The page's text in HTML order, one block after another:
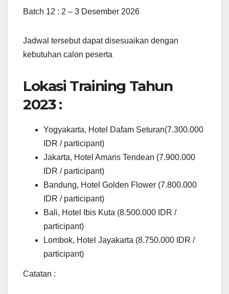
Batch 12 : 2 – 3 Desember 2026
Jadwal tersebut dapat disesuaikan dengan
kebutuhan calon peserta
Lokasi Training Tahun
2023 :
Yogyakarta, Hotel Dafam Seturan(7.300.000
IDR / participant)
Jakarta, Hotel Amaris Tendean (7.900.000
IDR / participant)
Bandung, Hotel Golden Flower (7.800.000
IDR / participant)
Bali, Hotel Ibis Kuta (8.500.000 IDR /
participant)
Lombok, Hotel Jayakarta (8.750.000 IDR /
participant)
Catatan :